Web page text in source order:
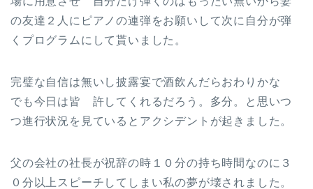
の友達２人にピアノの連弾をお願いして次に自分が弾
くプログラムにして貰いました。
完璧な自信は無いし披露宴で酒飲んだらおわりかな
でも今日は皆 許してくれるだろう。多分。と思いつ
つ進行状況を見ているとアクシデントが起きました。
父の会社の社長が祝辞の時１０分の持ち時間なのに３
０分以上スピーチしてしまい私の夢が壊されました。